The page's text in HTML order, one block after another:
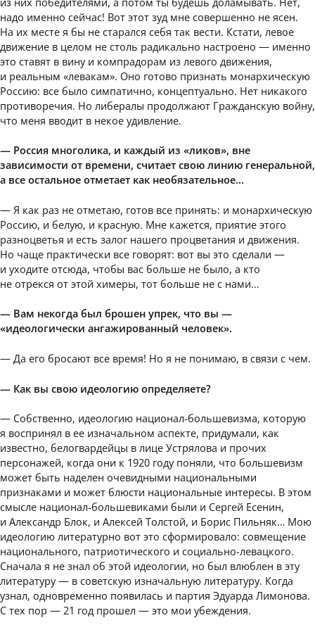
надо именно сейчас! Вот этот зуд мне совершенно не ясен.
На их месте я бы не старался себя так вести. Кстати, левое
движение в целом не столь радикально настроено — именно
это ставят в вину и компрадорам из левого движения,
и реальным «левакам». Оно готово признать монархическую
Россию: все было симпатично, концептуально. Нет никакого
противоречия. Но либералы продолжают Гражданскую войну,
что меня вводит в некое удивление.
— Россия многолика, и каждый из «ликов», вне
зависимости от времени, считает свою линию генеральной,
а все остальное отметает как необязательное…
— Я как раз не отметаю, готов все принять: и монархическую
Россию, и белую, и красную. Мне кажется, приятие этого
разноцветья и есть залог нашего процветания и движения.
Но чаще практически все говорят: вот вы это сделали —
и уходите отсюда, чтобы вас больше не было, а кто
не отрекся от этой химеры, тот больше не с нами…
— Вам некогда был брошен упрек, что вы —
«идеологически ангажированный человек».
— Да его бросают все время! Но я не понимаю, в связи с чем.
— Как вы свою идеологию определяете?
— Собственно, идеологию национал-большевизма, которую
я воспринял в ее изначальном аспекте, придумали, как
известно, белогвардейцы в лице Устрялова и прочих
персонажей, когда они к 1920 году поняли, что большевизм
может быть наделен очевидными национальными
признаками и может блюсти национальные интересы. В этом
смысле национал-большевиками были и Сергей Есенин,
и Александр Блок, и Алексей Толстой, и Борис Пильняк… Мою
идеологию литературно вот это сформировало: совмещение
национального, патриотического и социально-левацкого.
Сначала я не знал об этой идеологии, но был влюблен в эту
литературу — в советскую изначальную литературу. Когда
узнал, одновременно появилась и партия Эдуарда Лимонова.
С тех пор — 21 год прошел — это мои убеждения.